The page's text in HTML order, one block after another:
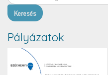
Pályázatok